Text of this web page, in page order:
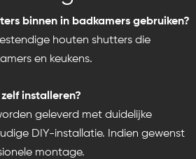
binnen in badkamers gebruiken?
houten shutters die
en keukens.
installeren?
geleverd met duidelijke
DIY-installatie. Indien gewenst
montage.